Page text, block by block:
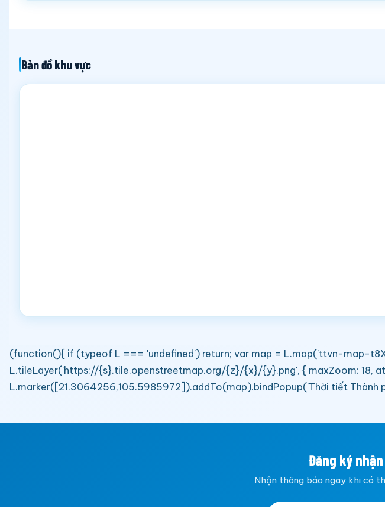
Bản đồ khu vực
(function(){ if (typeof L === 'undefined') return; var map = L.map('ttvn-map-
L.tileLayer('https://{s}.tile.openstreetmap.org/{z}/{x}/{y}.png', { maxZoom: 18,
L.marker([21.3064256,105.5985972]).addTo(map).bindPopup('Thời tiết Thành
Đăng ký
Nhận thông báo ngay khi có